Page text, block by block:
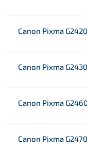
Canon Pixma G2420
Canon Pixma G2430
Canon Pixma
Canon Pixma G2470